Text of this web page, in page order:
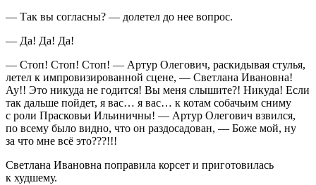
— Так вы согласны? — долетел до нее вопрос.
— Да! Да! Да!
— Стоп! Стоп! Стоп! — Артур Олегович, раскидывая стулья,
летел к импровизированной сцене, — Светлана Ивановна!
Ау!! Это никуда не годится! Вы меня слышите?! Никуда! Если
так дальше пойдет, я вас… я вас… к котам собачьим сниму
с роли Прасковьи Ильиничны! — Артур Олегович взвился,
по всему было видно, что он раздосадован, — Боже мой, ну
за что мне всё это???!!!
Светлана Ивановна поправила корсет и приготовилась
к худшему.